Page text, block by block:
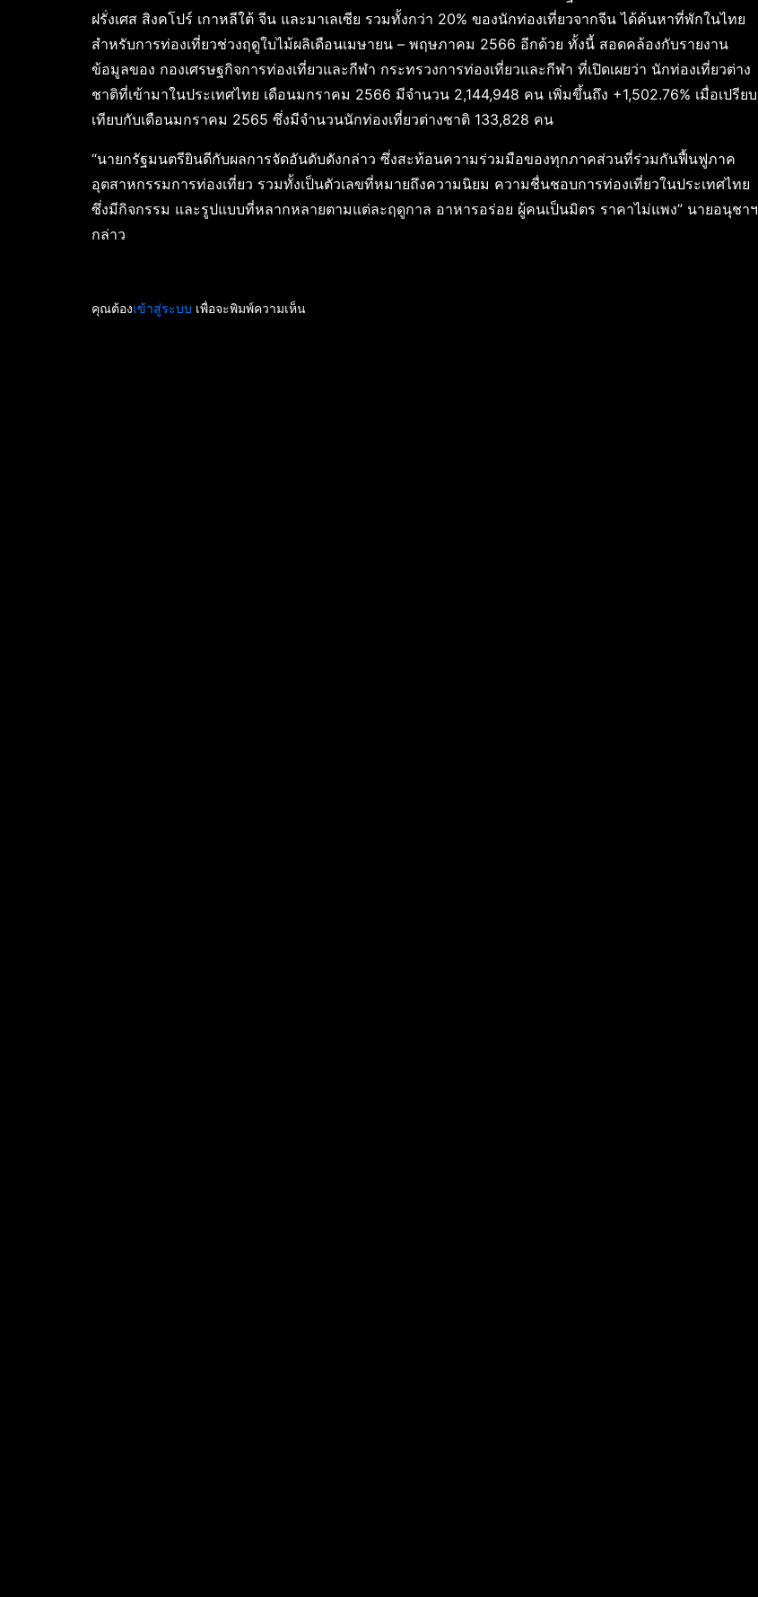
ฝรั่งเศส สิงคโปร์ เกาหลีใต้ จีน และมาเลเซีย รวมทั้งกว่า 20% ของนักท่องเที่ยวจากจีน ได้ค้นหาที่พักในไทย
สำหรับการท่องเที่ยวช่วงฤดูใบไม้ผลิเดือนเมษายน – พฤษภาคม 2566 อีกด้วย ทั้งนี้ สอดคล้องกับรายงาน
ข้อมูลของ กองเศรษฐกิจการท่องเที่ยวและกีฬา กระทรวงการท่องเที่ยวและกีฬา ที่เปิดเผยว่า นักท่องเที่ยวต่าง
ชาติที่เข้ามาในประเทศไทย เดือนมกราคม 2566 มีจำนวน 2,144,948 คน เพิ่มขึ้นถึง +1,502.76% เมื่อเปรียบ
เทียบกับเดือนมกราคม 2565 ซึ่งมีจำนวนนักท่องเที่ยวต่างชาติ 133,828 คน
“นายกรัฐมนตรียินดีกับผลการจัดอันดับดังกล่าว ซึ่งสะท้อนความร่วมมือของทุกภาคส่วนที่ร่วมกันฟื้นฟูภาค
อุตสาหกรรมการท่องเที่ยว รวมทั้งเป็นตัวเลขที่หมายถึงความนิยม ความชื่นชอบการท่องเที่ยวในประเทศไทย
ซึ่งมีกิจกรรม และรูปแบบที่หลากหลายตามแต่ละฤดูกาล อาหารอร่อย ผู้คนเป็นมิตร ราคาไม่แพง” นายอนุชาฯ
กล่าว
คุณต้องเข้าสู่ระบบ เพื่อจะพิมพ์ความเห็น